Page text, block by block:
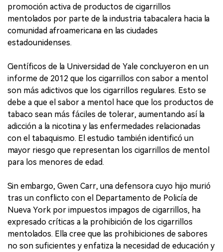
promoción activa de productos de cigarrillos
mentolados por parte de la industria tabacalera hacia la
comunidad afroamericana en las ciudades
estadounidenses.
Científicos de la Universidad de Yale concluyeron en un
informe de 2012 que los cigarrillos con sabor a mentol
son más adictivos que los cigarrillos regulares. Esto se
debe a que el sabor a mentol hace que los productos de
tabaco sean más fáciles de tolerar, aumentando así la
adicción a la nicotina y las enfermedades relacionadas
con el tabaquismo. El estudio también identificó un
mayor riesgo que representan los cigarrillos de mentol
para los menores de edad.
Sin embargo, Gwen Carr, una defensora cuyo hijo murió
tras un conflicto con el Departamento de Policía de
Nueva York por impuestos impagos de cigarrillos, ha
expresado críticas a la prohibición de los cigarrillos
mentolados. Ella cree que las prohibiciones de sabores
no son suficientes y enfatiza la necesidad de educación y